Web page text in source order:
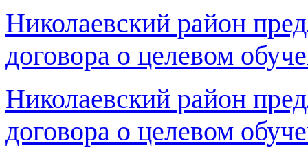
Николаевский район
договора о целевом
Николаевский район
договора о целевом